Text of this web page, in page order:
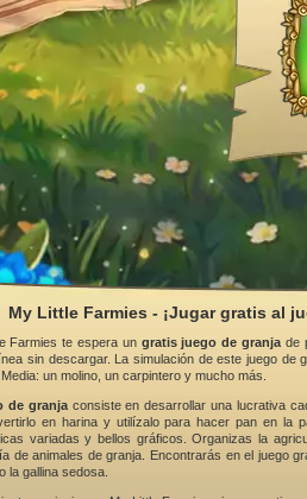
My Little Farmies - ¡Jugar gratis al
Farmies te espera un gratis juego de granja de
sin descargar. La simulación de este juego
un molino, un carpintero y mucho más.
de granjaconsiste en desarrollar una lucrativa
en harina y utilízalo para hacer pan en la
variadas y bellos gráficos. Organizas la
de animales de granja. Encontrarás en el juego
la gallina sedosa.